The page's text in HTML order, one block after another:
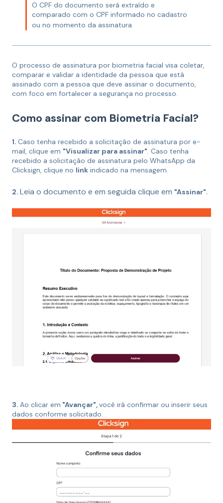
O CPF do documento será extraído e
comparado com o CPF informado no cadastro
ou no momento da assinatura.
O processo de assinatura por biometria facial visa coletar,
comparar e validar a identidade da pessoa que está
assinado com a pessoa que deve assinar o documento,
com foco em fortalecer a segurança no processo.
Como assinar com Biometria Facial?
1. Caso tenha recebido a solicitação de assinatura por e-
mail, clique em "Visualizar para assinar". Caso tenha
recebido a solicitação de assinatura pelo WhatsApp da
Clicksign, clique no link indicado na mensagem.
2. Leia o documento e em seguida clique em "Assinar".
3. Ao clicar em "Avançar",você irá confirmar ou inserir seus
dados conforme solicitado.